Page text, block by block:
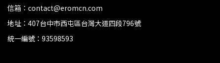
信箱：contact@eromcn.com
地址：407台中市西屯區台灣大道四段796號
統一編號：93598593